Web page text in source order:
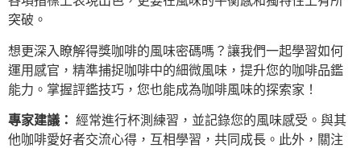
突破。
想更深入瞭解得獎咖啡的風味密碼嗎？讓我們一起學習如何
運用感官，精準捕捉咖啡中的細微風味，提升您的咖啡品鑑
能力。掌握評鑑技巧，您也能成為咖啡風味的探索家！
專家建議： 經常進行杯測練習，並記錄您的風味感受。與其
他咖啡愛好者交流心得，互相學習，共同成長。此外，關注